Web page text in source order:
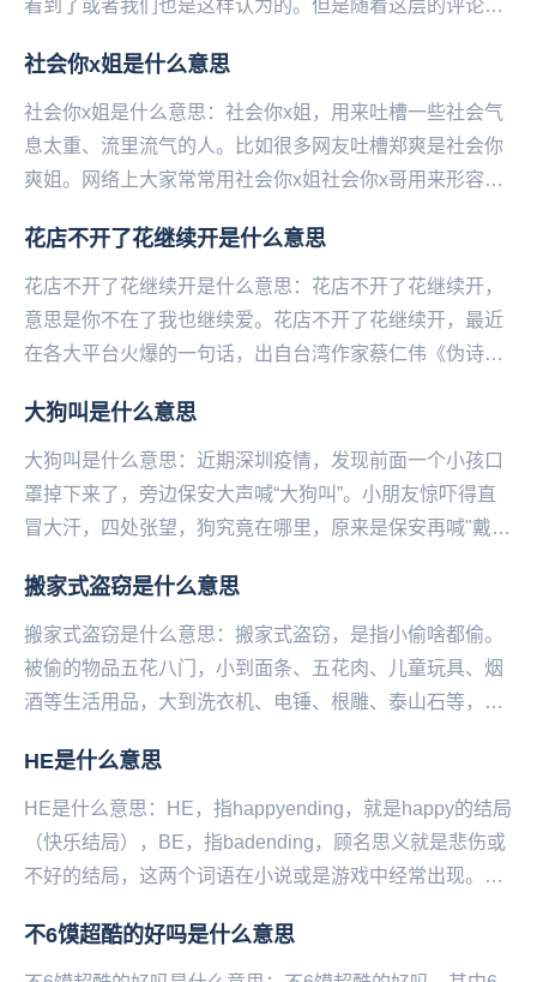
看到了或者我们也是这样认为的。但是随着这层的评论都
不...
社会你x姐是什么意思
社会你x姐是什么意思：社会你x姐，用来吐槽一些社会气
息太重、流里流气的人。比如很多网友吐槽郑爽是社会你
爽姐。网络上大家常常用社会你x姐社会你x哥用来形容一
花店不开了花继续开是什么意思
花店不开了花继续开是什么意思：花店不开了花继续开，
意思是你不在了我也继续爱。花店不开了花继续开，最近
在各大平台火爆的一句话，出自台湾作家蔡仁‌‌‌‌‌‌‌‌‌‌‌‌伟《伪诗
大狗叫是什么意思
大狗叫是什么意思：近期深圳疫情，发现前面一个小孩口
罩掉下来了，旁边保安大声喊“大狗叫”。小朋友惊吓得直
冒大汗，四处张望，狗究竟在哪里，原来是保安再喊"戴口
搬家式盗窃是什么意思
搬家式盗窃是什么意思：搬家式盗窃，是指小偷啥都偷。
被偷的物品五花八门，小到面条、五花肉、儿童玩具、烟
酒等生活用品，大到洗衣机、电锤、根雕、泰山石等，一
拿。...
​HE是什么意思
HE是什么意思：HE，指happyending，就是happy的结局
（快乐结局），BE，指badending，顾名思义就是悲伤或
不好的结局，这两个词语在小说或是游戏中经常出现。小
不6馍超酷的好吗是什么意思